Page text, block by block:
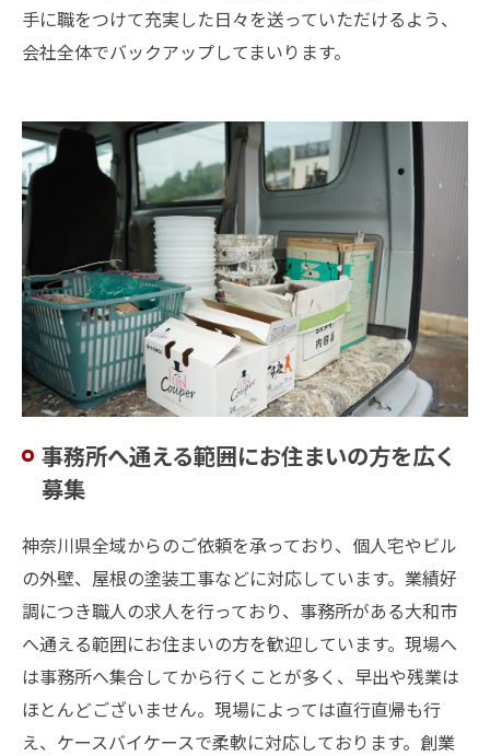
手に職をつけて充実した日々を送っていただけるよう、
会社全体でバックアップしてまいります。
事務所へ通える範囲にお住まいの方を広く
募集
神奈川県全域からのご依頼を承っており、個人宅やビル
の外壁、屋根の塗装工事などに対応しています。業績好
調につき職人の求人を行っており、事務所がある大和市
へ通える範囲にお住まいの方を歓迎しています。現場へ
は事務所へ集合してから行くことが多く、早出や残業は
ほとんどございません。現場によっては直行直帰も行
え、ケースバイケースで柔軟に対応しております。創業